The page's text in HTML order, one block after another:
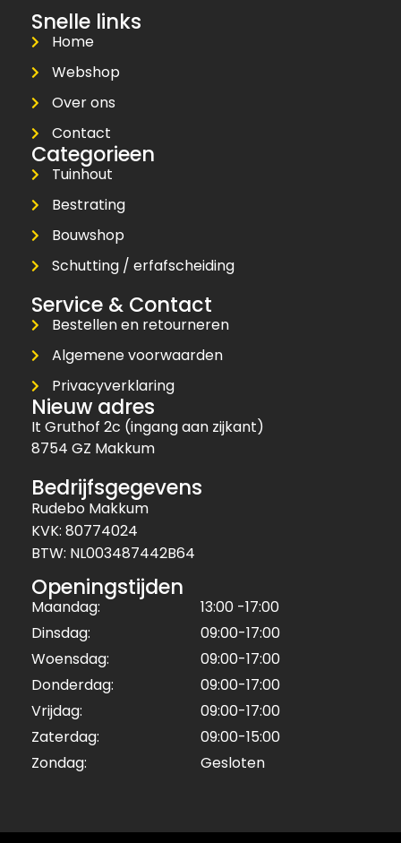
Snelle links
Home
Webshop
Over ons
Contact
Categorieen
Tuinhout
Bestrating
Bouwshop
Schutting / erfafscheiding
Service & Contact
Bestellen en retourneren
Algemene voorwaarden
Privacyverklaring
Nieuw adres
It Gruthof 2c (ingang aan zijkant)
8754 GZ Makkum
Bedrijfsgegevens
Rudebo Makkum
KVK: 80774024
BTW: NL003487442B64
Openingstijden
Maandag:
13:00 -17:00
Dinsdag:
09:00-17:00
Woensdag:
09:00-17:00
Donderdag:
09:00-17:00
Vrijdag:
09:00-17:00
Zaterdag:
09:00-15:00
Zondag:
Gesloten